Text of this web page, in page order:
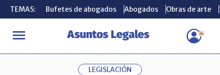
TEMAS: Bufetes de abogados Abogados Obras de arte
INICIO ACTUALIDAD Enrique Vargas Lleras y Fuad Char
TEMAS: Bufetes de abogados Abogados Obras de arte
LEGISLACIÓN